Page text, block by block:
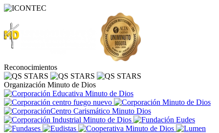
Reconocimientos
Organización Minuto de Dios